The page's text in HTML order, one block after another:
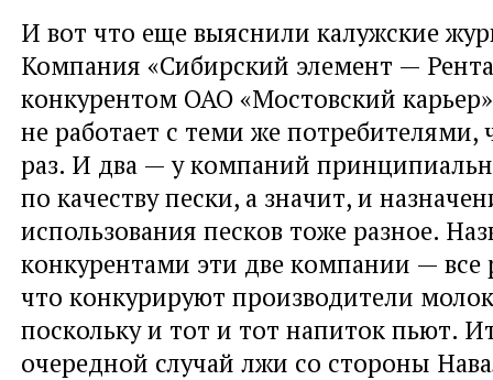
И вот что еще выяснили калужские
Компания «Сибирский элемент —
конкурентом ОАО «Мостовский
не работает с теми же
раз. И два — у компаний
по качеству пески, а значит, и
использования песков тоже разное.
конкурентами эти две компании — все
что конкурируют производители
поскольку и тот и тот напиток пьют.
очередной случай лжи со стороны